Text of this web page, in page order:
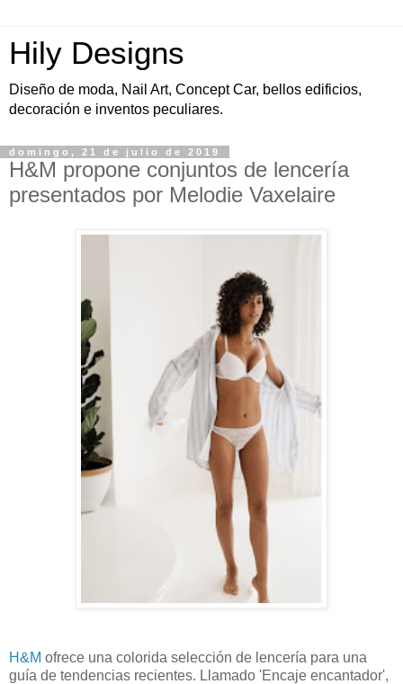
Hily Designs
Diseño de moda, Nail Art, Concept Car, bellos edificios,
decoración e inventos peculiares.
domingo, 21 de julio de 2019
H&M propone conjuntos de lencería
presentados por Melodie Vaxelaire
H&M ofrece una colorida selección de lencería para una
guía de tendencias recientes. Llamado 'Encaje encantador',